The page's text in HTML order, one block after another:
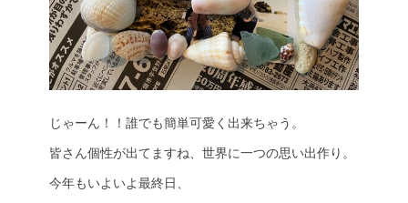
じゃーん！！誰でも簡単可愛く出来ちゃう。
皆さん個性が出てますね、世界に一つの思い出作り。
今年もいよいよ最終日、